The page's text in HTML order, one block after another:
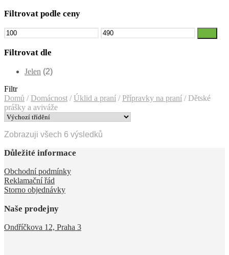
Filtrovat podle ceny
Minimální
cena
Maximální
cena
Filtrovat dle
Jelen (2)
Filtr
Domů / Domácnost / Úklid a praní / Přípravky na praní /Dětské
prášky a aviváže
Zobrazuji všech 6 výsledků
Důležité informace
Obchodní podmínky
Reklamační řád
Storno objednávky
Naše prodejny
Ondříčkova 12, Praha 3